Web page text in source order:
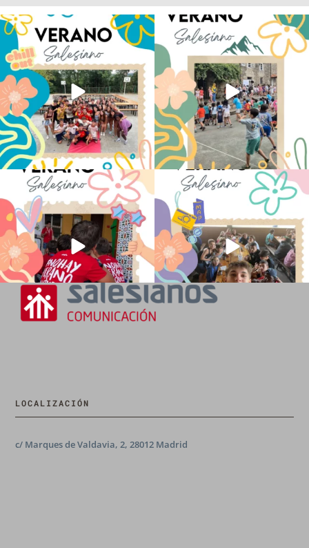
Los alumnos de 6º de Primaria, 1º y 2º
de la ESO...
146 2
La diversión y la alegría también se han
sentido...
97 0
No hay verano sin que sea Salesiano ❤️
💫 en Luz 4
...
0
viviendo la alegría en el campamento
...
LOCALIZACIÓN
c/ Marques de Valdavia, 2, 28012 Madrid